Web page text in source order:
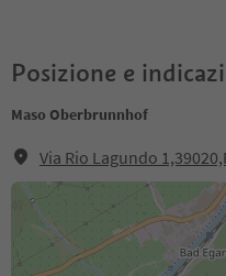
Posizione e
Maso Oberbrunnhof
Via Rio Lagundo